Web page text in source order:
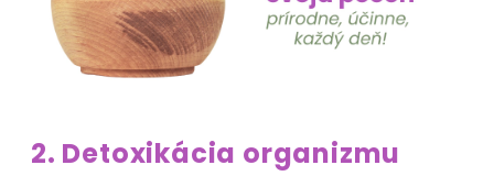
2. Detoxikácia organizmu